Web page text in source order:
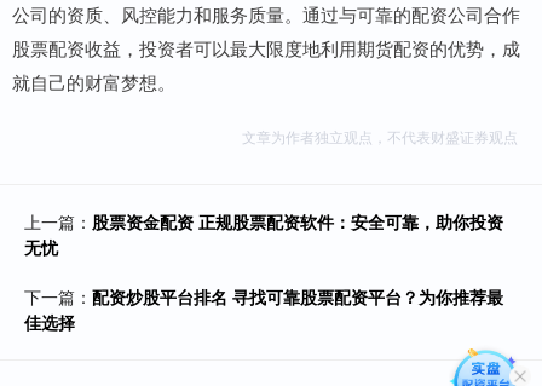
公司的资质、风控能力和服务质量。通过与可靠的配资公司合作
股票配资收益，投资者可以最大限度地利用期货配资的优势，成
就自己的财富梦想。
文章为作者独立观点，不代表财盛证券观点
上一篇： 股票资金配资 正规股票配资软件：安全可靠，助你投资
无忧
下一篇： 配资炒股平台排名 寻找可靠股票配资平台？为你推荐最
佳选择